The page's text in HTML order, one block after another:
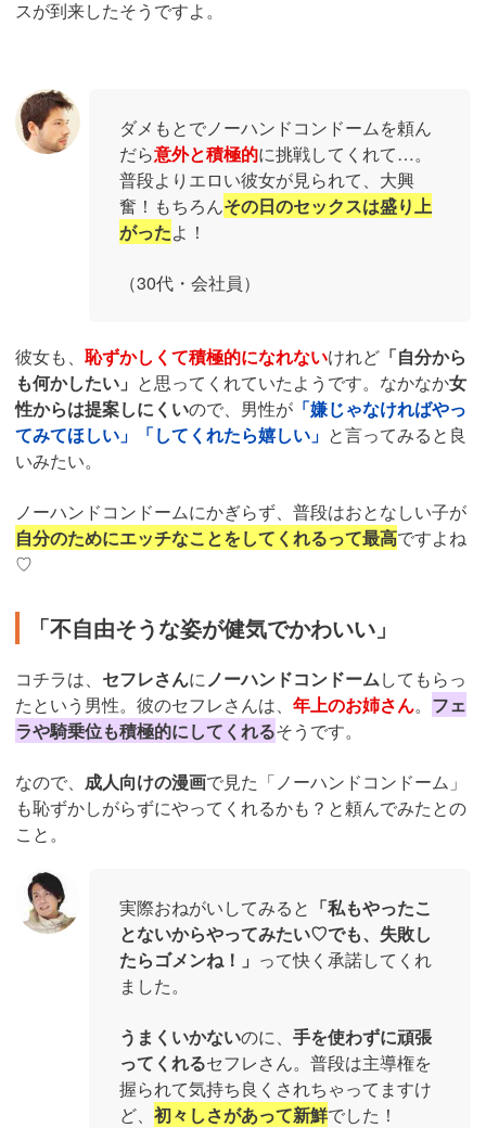
スが到来したそうですよ。
ダメもとでノーハンドコンドームを頼ん
だら意外と積極的に挑戦してくれて…。
普段よりエロい彼女が見られて、大興
奮！もちろんその日のセックスは盛り上
がったよ！
（30代・会社員）
彼女も、 恥ずかしくて積極的になれないけれど 「自分から
も何かしたい」 と思ってくれていたようです。なかなか女
性からは提案しにくいので、男性が 「嫌じゃなければやっ
てみてほしい」「してくれたら嬉しい」 と言ってみると良
いみたい。
ノーハンドコンドームにかぎらず、普段はおとなしい子が
自分のためにエッチなことをしてくれるって最高ですよね
♡
「不自由そうな姿が健気でかわいい」
コチラは、 セフレさんに ノーハンドコンドームしてもらっ
たという男性。彼のセフレさんは、 年上のお姉さん。 フェ
ラや騎乗位も積極的にしてくれるそうです。
なので、 成人向けの漫画で見た「ノーハンドコンドーム」
も恥ずかしがらずにやってくれるかも？と頼んでみたとの
こと。
実際おねがいしてみると 「私もやったこ
とないからやってみたい♡でも、失敗し
たらゴメンね！」 って快く承諾してくれ
ました。
うまくいかないのに、 手を使わずに頑張
ってくれるセフレさん。普段は主導権を
握られて気持ち良くされちゃってますけ
ど、 初々しさがあって新鮮でした！